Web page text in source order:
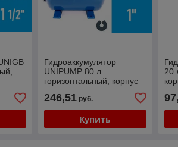
Гидроаккумулятор
UNIPUMP 80 л
горизонтальный, корпус
246,51руб.
Купить
20